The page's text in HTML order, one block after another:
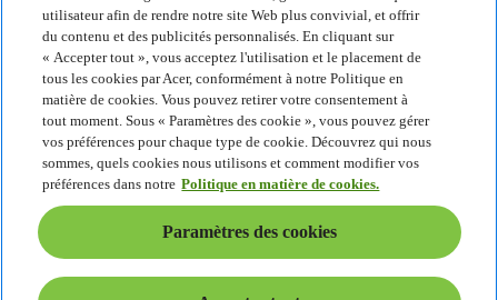
Développement durable
Responsabilité sociale de l'entreprise
Empreinte carbone du produit
Project Humanity
Earthion
Politique de confidentialité
Politique en matière de cookies
Mentions légales
Informations légales supplémentaires
Politique en matière d'accessibilité
Paramètres des cookies
France - Français
utilisateur afin de rendre notre site Web plus convivial, et offrir
du contenu et des publicités personnalisés. En cliquant sur
« Accepter tout », vous acceptez l'utilisation et le placement de
tous les cookies par Acer, conformément à notre Politique en
matière de cookies. Vous pouvez retirer votre consentement à
tout moment. Sous « Paramètres des cookie », vous pouvez gérer
vos préférences pour chaque type de cookie. Découvrez qui nous
sommes, quels cookies nous utilisons et comment modifier vos
préférences dans notre Politique en matière de cookies.
Paramètres des cookies